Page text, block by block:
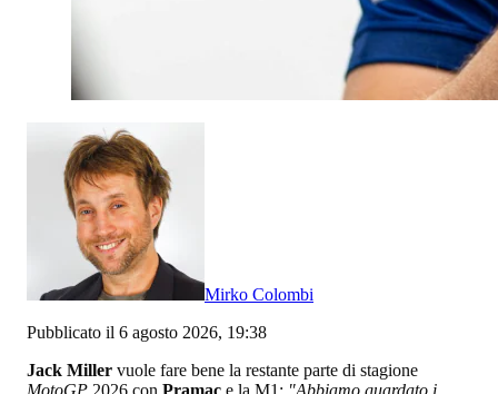
Mirko Colombi
Pubblicato il 6 agosto 2026, 19:38
Jack Miller vuole fare bene la restante parte di stagione